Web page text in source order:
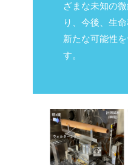
ざまな未知の
り、今後、生
新たな可能性
す。